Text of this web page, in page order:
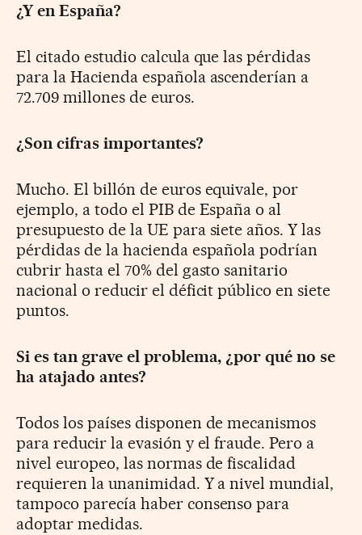
¿Y en España?
El citado estudio calcula que las pérdidas
para la Hacienda española ascenderían a
72.709 millones de euros.
¿Son cifras importantes?
Mucho. El billón de euros equivale, por
ejemplo, a todo el PIB de España o al
presupuesto de la UE para siete años. Y las
pérdidas de la hacienda española podrían
cubrir hasta el 70% del gasto sanitario
nacional o reducir el déficit público en siete
puntos.
Si es tan grave el problema, ¿por qué no se
ha atajado antes?
Todos los países disponen de mecanismos
para reducir la evasión y el fraude. Pero a
nivel europeo, las normas de fiscalidad
requieren la unanimidad. Y a nivel mundial,
tampoco parecía haber consenso para
adoptar medidas.